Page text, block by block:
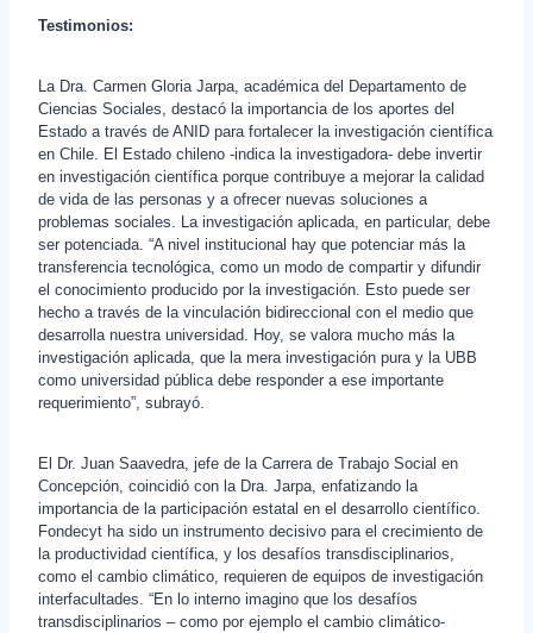
Testimonios:
La Dra. Carmen Gloria Jarpa, académica del Departamento de
Ciencias Sociales, destacó la importancia de los aportes del
Estado a través de ANID para fortalecer la investigación científica
en Chile. El Estado chileno -indica la investigadora- debe invertir
en investigación científica porque contribuye a mejorar la calidad
de vida de las personas y a ofrecer nuevas soluciones a
problemas sociales. La investigación aplicada, en particular, debe
ser potenciada. “A nivel institucional hay que potenciar más la
transferencia tecnológica, como un modo de compartir y difundir
el conocimiento producido por la investigación. Esto puede ser
hecho a través de la vinculación bidireccional con el medio que
desarrolla nuestra universidad. Hoy, se valora mucho más la
investigación aplicada, que la mera investigación pura y la UBB
como universidad pública debe responder a ese importante
requerimiento”, subrayó.
El Dr. Juan Saavedra, jefe de la Carrera de Trabajo Social en
Concepción, coincidió con la Dra. Jarpa, enfatizando la
importancia de la participación estatal en el desarrollo científico.
Fondecyt ha sido un instrumento decisivo para el crecimiento de
la productividad científica, y los desafíos transdisciplinarios,
como el cambio climático, requieren de equipos de investigación
interfacultades. “En lo interno imagino que los desafíos
transdisciplinarios – como por ejemplo el cambio climático-